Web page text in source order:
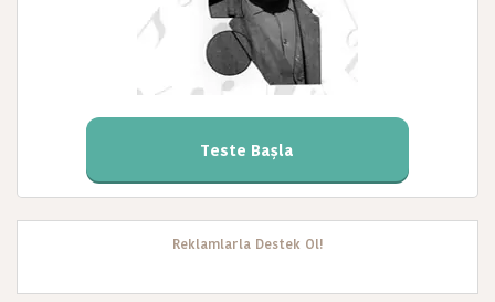
Teste Başla
Reklamlarla Destek Ol!